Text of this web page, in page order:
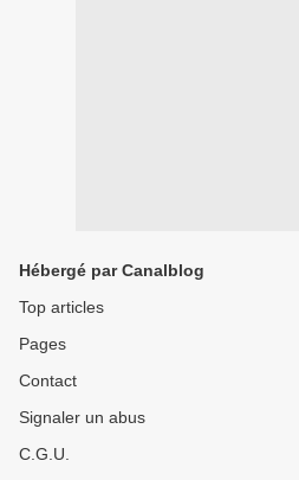
Hébergé par Canalblog
Top articles
Pages
Contact
Signaler un abus
C.G.U.